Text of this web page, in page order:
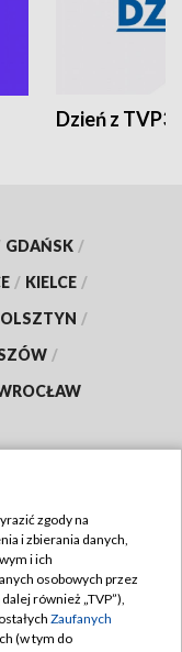
Dzień z TVP3
GDAŃSK /
/ KIELCE /
OLSZTYN /
/
zgody na
i zbierania danych,
i ich
osobowych przez
również „TVP”),
Zaufanych
(w tym do